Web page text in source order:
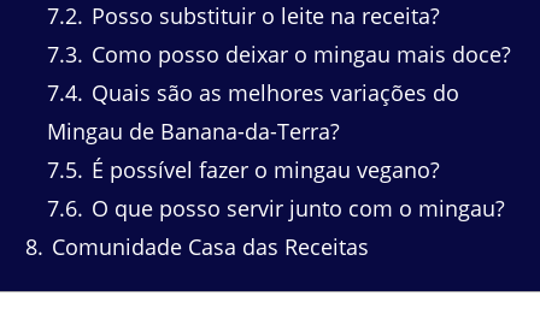
7.2 Posso substituir o leite na receita?
7.3 Como posso deixar o mingau mais doce?
7.4 Quais são as melhores variações do
Mingau de Banana-da-Terra?
7.5 É possível fazer o mingau vegano?
7.6 O que posso servir junto com o mingau?
8 Comunidade Casa das Receitas